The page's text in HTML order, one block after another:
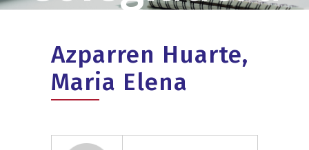
Azparren Huarte,
Maria Elena